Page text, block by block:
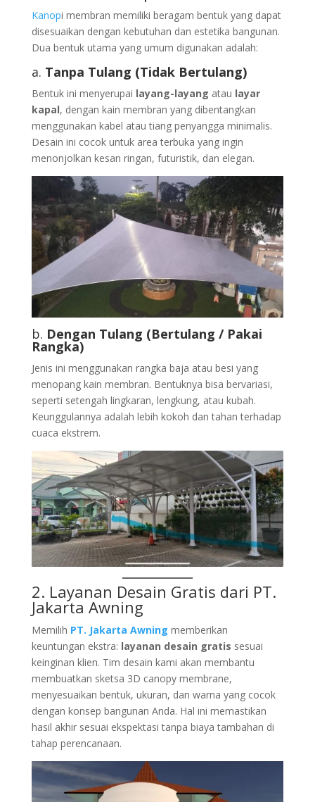
Kanopi membran memiliki beragam bentuk yang dapat
disesuaikan dengan kebutuhan dan estetika bangunan.
Dua bentuk utama yang umum digunakan adalah:
a. Tanpa Tulang (Tidak Bertulang)
Bentuk ini menyerupai layang-layang atau layar
kapal, dengan kain membran yang dibentangkan
menggunakan kabel atau tiang penyangga minimalis.
Desain ini cocok untuk area terbuka yang ingin
menonjolkan kesan ringan, futuristik, dan elegan.
b. Dengan Tulang (Bertulang / Pakai
Rangka)
Jenis ini menggunakan rangka baja atau besi yang
menopang kain membran. Bentuknya bisa bervariasi,
seperti setengah lingkaran, lengkung, atau kubah.
Keunggulannya adalah lebih kokoh dan tahan terhadap
cuaca ekstrem.
2. Layanan Desain Gratis dari PT.
Jakarta Awning
Memilih PT. Jakarta Awning memberikan
keuntungan ekstra: layanan desain gratis sesuai
keinginan klien. Tim desain kami akan membantu
membuatkan sketsa 3D canopy membrane,
menyesuaikan bentuk, ukuran, dan warna yang cocok
dengan konsep bangunan Anda. Hal ini memastikan
hasil akhir sesuai ekspektasi tanpa biaya tambahan di
tahap perencanaan.